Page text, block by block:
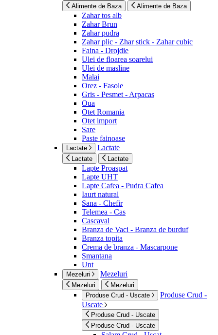
Alimente de Baza Alimente de Baza
Zahar tos alb
Zahar Brun
Zahar pudra
Zahar plic - Zhar stick - Zahar cubic
Faina - Drojdie
Ulei de floarea soarelui
Ulei de masline
Malai
Orez - Fasole
Gris - Pesmet - Arpacas
Oua
Otet Romania
Otet import
Sare
Paste fainoase
Lactate Lactate
Lactate Lactate
Lapte Proaspat
Lapte UHT
Lapte Cafea - Pudra Cafea
Iaurt natural
Sana - Chefir
Telemea - Cas
Cascaval
Branza de Vaci - Branza de burduf
Branza topita
Crema de branza - Mascarpone
Smantana
Unt
Mezeluri Mezeluri
Mezeluri
Mezeluri
Produse Crud - Uscate
Produse Crud -
Uscate
Produse Crud - Uscate
Produse Crud - Uscate